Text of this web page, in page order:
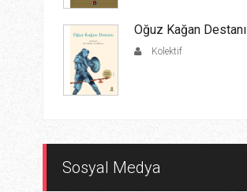
Oğuz Kağan Destanı
Kolektif
Sosyal Medya